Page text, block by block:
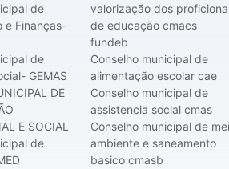
de
e Finanças-
de
GEMAS
DE
E SOCIAL
de
valorização dos
de educação cmacs
fundeb
Conselho municipal de
alimentação escolar cae
Conselho municipal de
assistencia social cmas
Conselho municipal de
ambiente e saneamento
basico cmasb